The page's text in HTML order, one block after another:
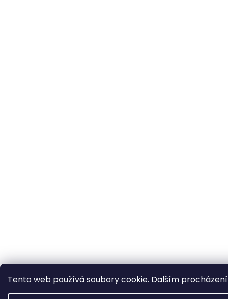
Tento web používá soubory cookie. Dalším